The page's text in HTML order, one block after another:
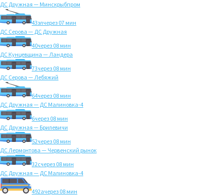
ДС Дружная — Минскрыбпром
43элчерез 07 мин
ДС Серова — ДС Дружная
40через 08 мин
ДС Кунцевщина — Ландера
73через 08 мин
ДС Серова — Лебяжий
64через 08 мин
ДС Дружная — ДС Малиновка-4
6через 08 мин
ДС Дружная — Брилевичи
52через 08 мин
ДС Лермонтова — Червенский рынок
32счерез 08 мин
ДС Дружная — ДС Малиновка-4
492ачерез 08 мин